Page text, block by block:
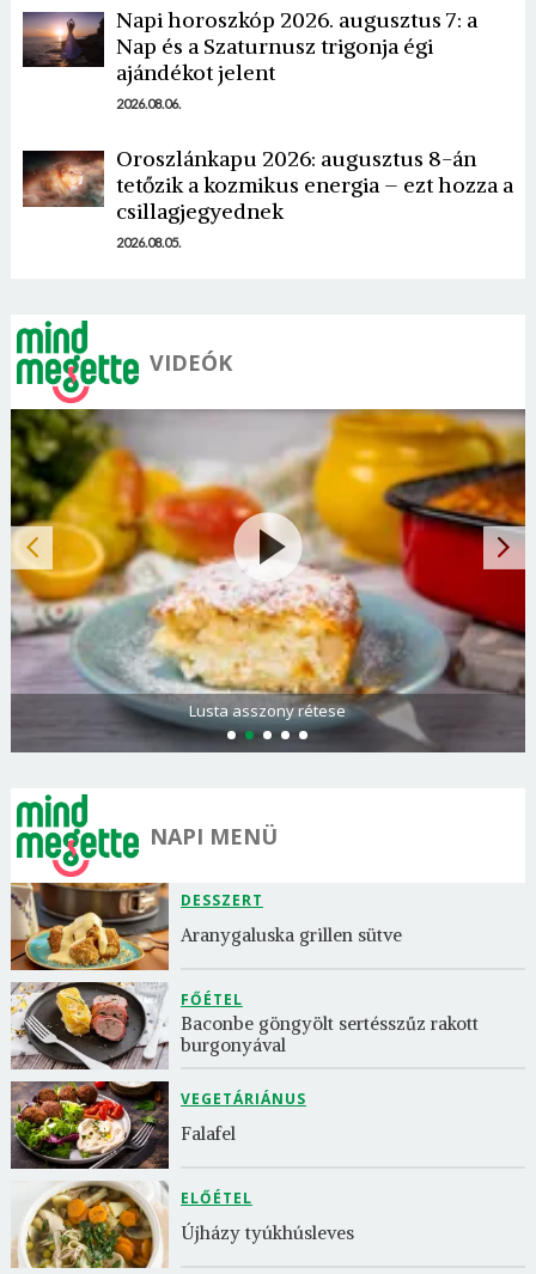
Napi horoszkóp 2026. augusztus 7: a
Nap és a Szaturnusz trigonja égi
ajándékot jelent
2026.08.06.
Oroszlánkapu 2026: augusztus 8-án
tetőzik a kozmikus energia – ezt hozza a
csillagjegyednek
2026.08.05.
VIDEÓK
Lusta asszony rétese
NAPI MENÜ
DESSZERT
Aranygaluska grillen sütve
FŐÉTEL
Baconbe göngyölt sertésszűz rakott
burgonyával
VEGETÁRIÁNUS
Falafel
ELŐÉTEL
Újházy tyúkhúsleves
E-mail cím vagy felhasználónév
Mégse Bejelentkezés